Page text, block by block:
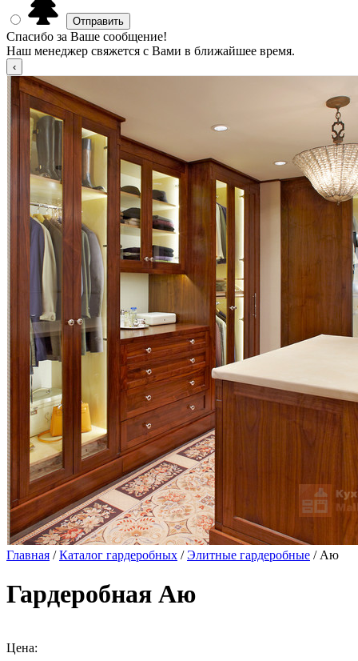
Спасибо за Ваше сообщение!
Наш менеджер свяжется с Вами в ближайшее время.
Главная /Каталог гардеробных /Элитные гардеробные / Аю
Гардеробная Аю
Цена: